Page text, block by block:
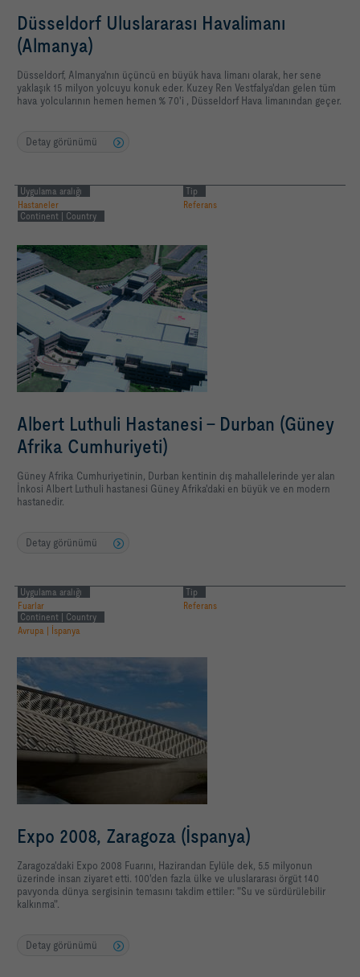
Düsseldorf Uluslararası Havalimanı
(Almanya)
Düsseldorf, Almanya'nın üçüncü en büyük hava limanı olarak, her sene
yaklaşık 15 milyon yolcuyu konuk eder. Kuzey Ren Vestfalya'dan gelen tüm
hava yolcularının hemen hemen % 70'i , Düsseldorf Hava limanından geçer.
Detay görünümü
Uygulama aralığı
Hastaneler
Tip
Referans
Continent | Country
Albert Luthuli Hastanesi - Durban (Güney
Afrika Cumhuriyeti)
Güney Afrika Cumhuriyetinin, Durban kentinin dış mahallelerinde yer alan
İnkosi Albert Luthuli hastanesi Güney Afrika'daki en büyük ve en modern
hastanedir.
Detay görünümü
Uygulama aralığı
Fuarlar
Tip
Referans
Continent | Country
Avrupa | İspanya
Expo 2008, Zaragoza (İspanya)
Zaragoza'daki Expo 2008 Fuarını, Hazirandan Eylüle dek, 5.5 milyonun
üzerinde insan ziyaret etti. 100'den fazla ülke ve uluslararası örgüt 140
pavyonda dünya sergisinin temasını takdim ettiler: "Su ve sürdürülebilir
kalkınma".
Detay görünümü